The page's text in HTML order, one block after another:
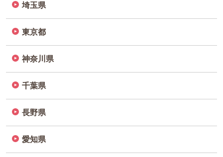
埼玉県
東京都
神奈川県
千葉県
長野県
愛知県